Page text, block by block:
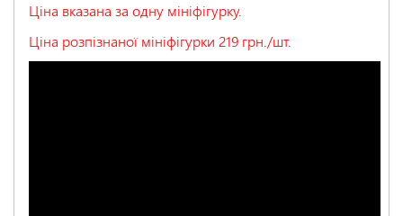
Ціна вказана за одну мініфігурку.
Ціна розпізнаної мініфігурки 219 грн./шт.